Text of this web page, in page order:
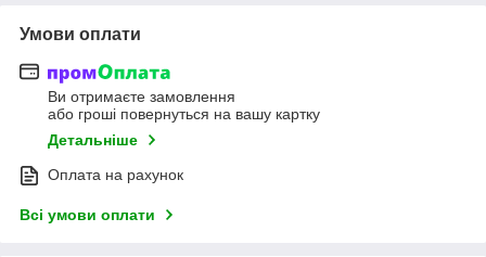
Умови оплати
Ви отримаєте замовлення
або гроші повернуться на вашу картку
Детальніше
Оплата на рахунок
Всі умови оплати